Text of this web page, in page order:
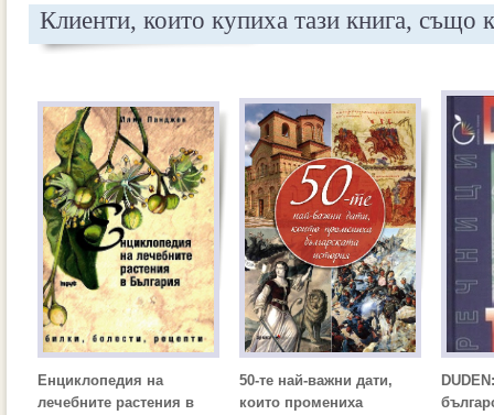
Клиенти, които купиха тази книга, също
Енциклопедия на
лечебните растения в
50-те най-важни дати,
които промениха